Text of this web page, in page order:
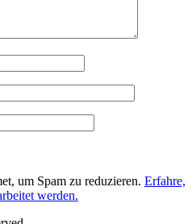
um Spam zu reduzieren. Erfahre,
werden.